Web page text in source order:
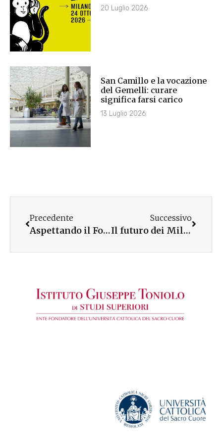
20 Luglio 2026
San Camillo e la vocazione
del Gemelli: curare
significa farsi carico
13 Luglio 2026
Precedente
Aspettando il Forum: a Pomigliano d’Arco la presentazione del Rapporto Giovani
Successivo
Il futuro dei Millennials